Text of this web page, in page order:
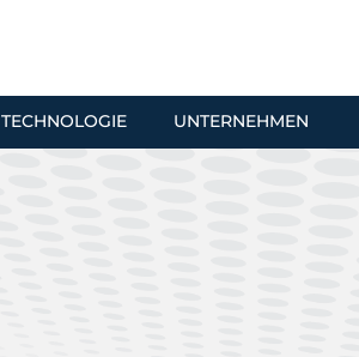
TECHNOLOGIE UNTERNEHMEN